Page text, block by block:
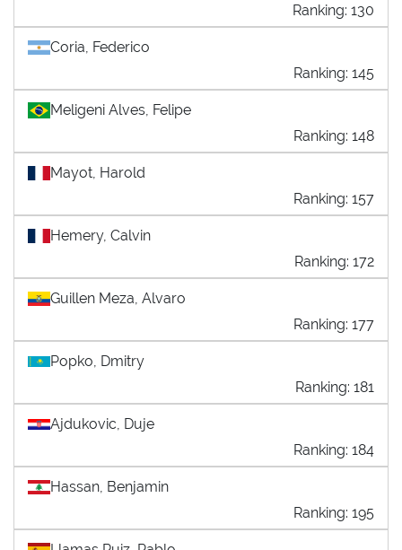
Ranking: 130
Coria, Federico
Ranking: 145
Meligeni Alves, Felipe
Ranking: 148
Mayot, Harold
Ranking: 157
Hemery, Calvin
Ranking: 172
Guillen Meza, Alvaro
Ranking: 177
Popko, Dmitry
Ranking: 181
Ajdukovic, Duje
Ranking: 184
Hassan, Benjamin
Ranking: 195